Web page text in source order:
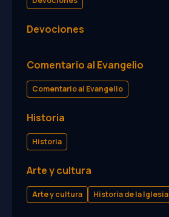
Devociones
Comentario al Evangelio
Comentario al Evangelio
Historia
Historia
Arte y cultura
Arte y cultura Historia de la Iglesia